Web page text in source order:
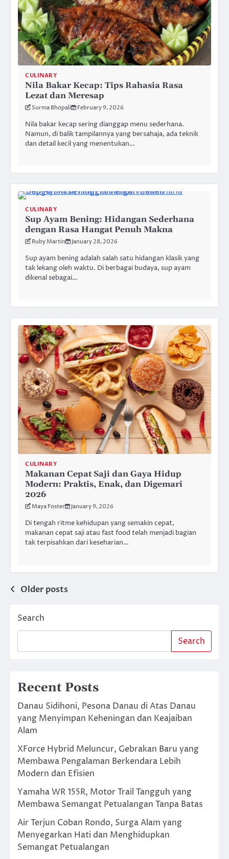
CULINARY
Nila Bakar Kecap: Tips Rahasia Rasa
Lezat dan Meresap
Surma Bhopali February 9, 2026
Nila bakar kecap sering dianggap menu sederhana.
Namun, di balik tampilannya yang bersahaja, ada teknik
dan detail kecil yang menentukan…
CULINARY
Sup Ayam Bening: Hidangan Sederhana
dengan Rasa Hangat Penuh Makna
Ruby Martin January 28, 2026
Sup ayam bening adalah salah satu hidangan klasik yang
tak lekang oleh waktu. Di berbagai budaya, sup ayam
dikenal sebagai…
CULINARY
Makanan Cepat Saji dan Gaya Hidup
Modern: Praktis, Enak, dan Digemari
2026
Maya Foster January 9, 2026
Di tengah ritme kehidupan yang semakin cepat,
makanan cepat saji atau fast food telah menjadi bagian
tak terpisahkan dari keseharian…
Posts
Older posts
Search
Search
Recent Posts
Danau Sidihoni, Pesona Danau di Atas Danau
yang Menyimpan Keheningan dan Keajaiban
Alam
XForce Hybrid Meluncur, Gebrakan Baru yang
Membawa Pengalaman Berkendara Lebih
Modern dan Efisien
Yamaha WR 155R, Motor Trail Tangguh yang
Membawa Semangat Petualangan Tanpa Batas
Air Terjun Coban Rondo, Surga Alam yang
Menyegarkan Hati dan Menghidupkan
Semangat Petualangan